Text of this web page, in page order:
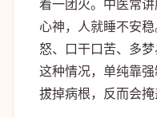
着一团火。中医常
心神，人就睡不安
怒、口干口苦、多
这种情况，单纯靠
拔掉病根，反而会掩